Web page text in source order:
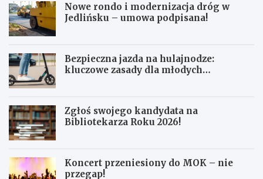
Nowe rondo i modernizacja dróg w
Jedlińsku – umowa podpisana!
Bezpieczna jazda na hulajnodze:
kluczowe zasady dla młodych
Zgłoś swojego kandydata na
Bibliotekarza Roku 2026!
Koncert przeniesiony do MOK – nie
przegap!